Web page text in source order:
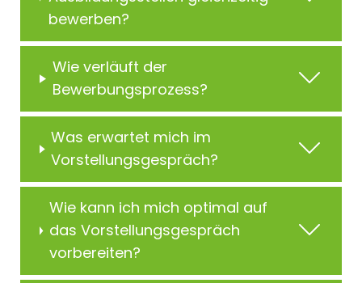
bewerben?
Wie verläuft der
Bewerbungsprozess?
Was erwartet mich im
Vorstellungsgespräch?
Wie kann ich mich optimal auf
das Vorstellungsgespräch
vorbereiten?